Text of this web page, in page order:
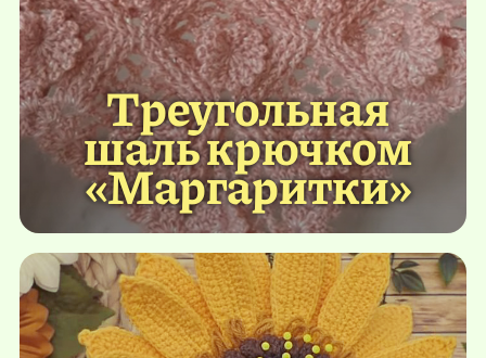
Треугольная
шаль крючком
«Маргаритки»